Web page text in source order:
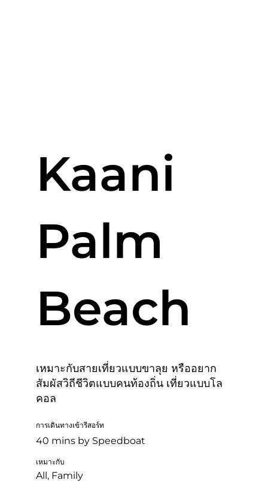
เหมาะกับสายเที่ยวแบบขาลุย หรืออยาก
สัมผัสวิถีชีวิตแบบคนท้องถิ่น เที่ยวแบบโล
คอล
Kaani
Palm
Beach
40 mins by Speedboat
การเดินทางเข้ารีสอร์ท
All, Family
เหมาะกับ